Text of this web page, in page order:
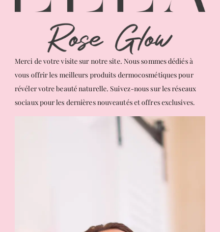
Merci de votre visite sur notre site. Nous sommes dédiés à
vous offrir les meilleurs produits dermocosmétiques pour
révéler votre beauté naturelle. Suivez-nous sur les réseaux
sociaux pour les dernières nouveautés et offres exclusives.